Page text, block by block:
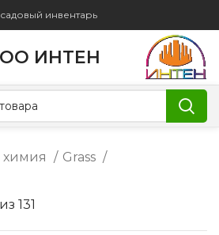
инвентарь
ИНТЕН
химия
Grass
131